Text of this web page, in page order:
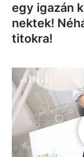
egy igazán
nektek!
titokra!